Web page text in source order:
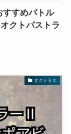
すすめバトル
クトパストラ
オクトラ２